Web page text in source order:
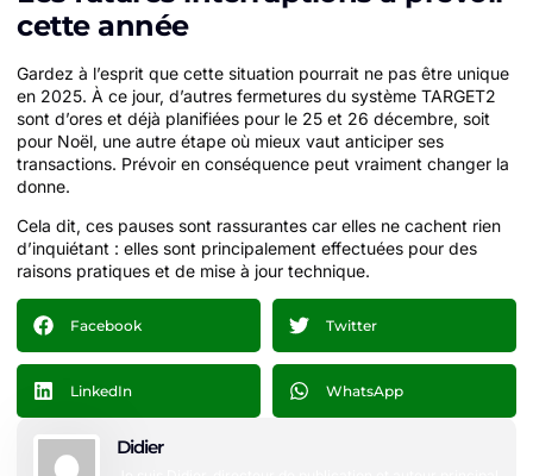
cette année
Gardez à l’esprit que cette situation pourrait ne pas être unique
en 2025. À ce jour, d’autres fermetures du système TARGET2
sont d’ores et déjà planifiées pour le 25 et 26 décembre, soit
pour Noël, une autre étape où mieux vaut anticiper ses
transactions. Prévoir en conséquence peut vraiment changer la
donne.
Cela dit, ces pauses sont rassurantes car elles ne cachent rien
d’inquiétant : elles sont principalement effectuées pour des
raisons pratiques et de mise à jour technique.
Facebook Twitter
LinkedIn WhatsApp
Didier